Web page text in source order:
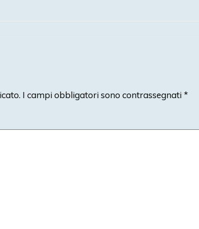
I campi obbligatori sono contrassegnati *